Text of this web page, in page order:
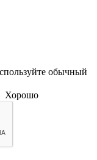
обычный
Хорошо